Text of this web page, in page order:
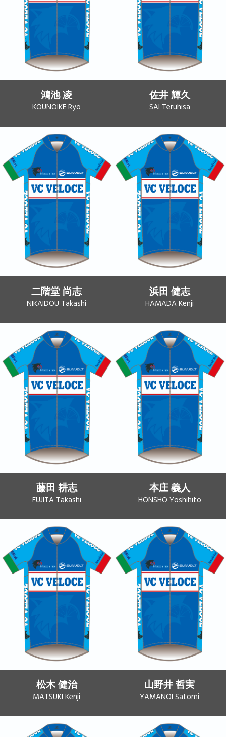
鴻池 凌
KOUNOIKE Ryo
佐井 輝久
SAI Teruhisa
二階堂 尚志
NIKAIDOU Takashi
浜田 健志
HAMADA Kenji
藤田 耕志
FUJITA Takashi
本庄 義人
HONSHO Yoshihito
松木 健治
MATSUKI Kenji
山野井 哲実
YAMANOI Satomi